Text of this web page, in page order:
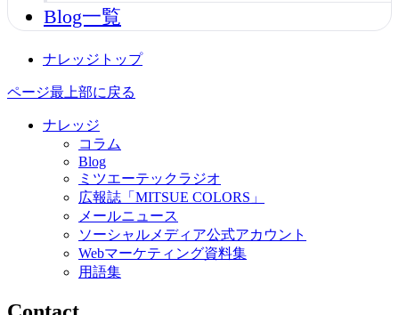
Blog一覧
ナレッジトップ
ページ最上部に戻る
ナレッジ
コラム
Blog
ミツエーテックラジオ
広報誌「MITSUE COLORS」
メールニュース
ソーシャルメディア公式アカウント
Webマーケティング資料集
用語集